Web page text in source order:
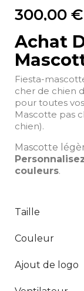
300,00 €
Achat
Fiesta-
cher de chien
pour toutes
Mascotte pas
chien).
Mascotte
couleurs.
Taille
Couleur
Ajout de logo